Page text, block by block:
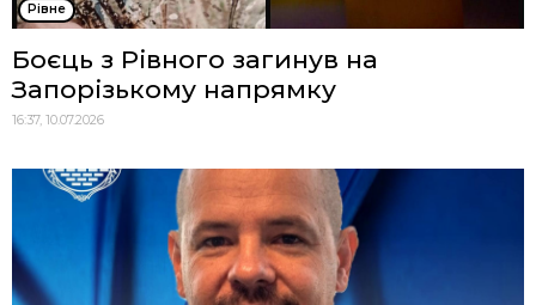
Рівне
Боєць з Рівного загинув на
Запорізькому напрямку
16:37, 10.07.2026